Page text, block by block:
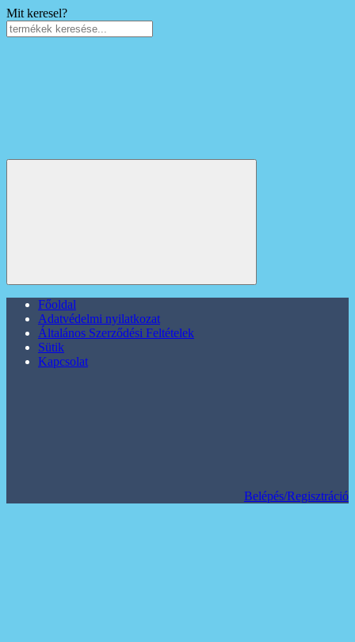
Mit keresel?
Főoldal
Adatvédelmi nyilatkozat
Általános Szerződési Feltételek
Sütik
Kapcsolat
Belépés/Regisztráció